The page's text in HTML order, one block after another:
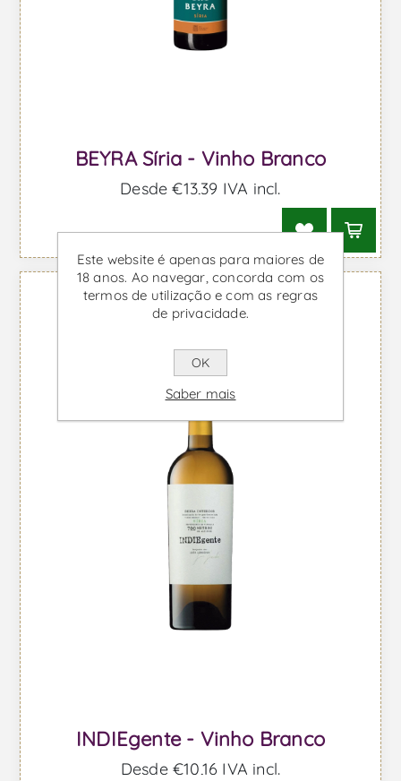
BEYRA Síria - Vinho Branco
Desde €13,39 IVA incl.
INDIEgente - Vinho Branco
Desde €10,16 IVA incl.
Este website é apenas para maiores de
18 anos. Ao navegar, concorda com os
termos de utilização e com as regras
de privacidade.
OK
Saber mais